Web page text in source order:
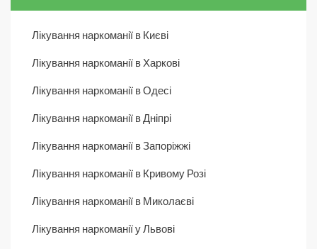
Лікування наркоманії в Києві
Лікування наркоманії в Харкові
Лікування наркоманії в Одесі
Лікування наркоманії в Дніпрі
Лікування наркоманії в Запоріжжі
Лікування наркоманії в Кривому Розі
Лікування наркоманії в Миколаєві
Лікування наркоманії у Львові